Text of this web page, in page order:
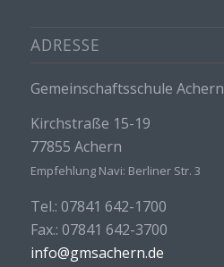
ADRESSE
Gemeinschaftsschule Achern
Kirchstraße 15-19
77855 Achern
Empfehlung Navi: Berliner Str. 3
Tel.: 07841 642-1700
Fax.: 07841 642-3700
info@gmsachern.de